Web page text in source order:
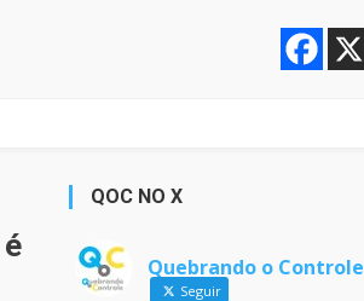
QOC NO X
Quebrando o Controle
Seguir